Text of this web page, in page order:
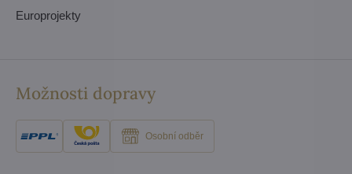
Europrojekty
Možnosti dopravy
Osobní odběr